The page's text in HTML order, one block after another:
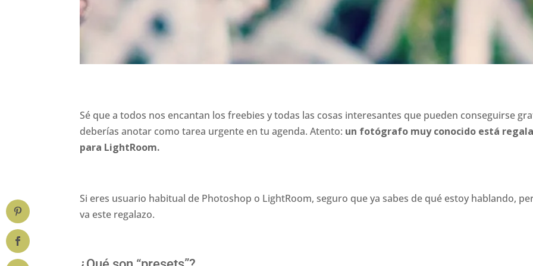
Sé que a todos nos encantan los freebies y todas las cosas interesantes que pueden conseguirse
deberías anotar como tarea urgente en tu agenda. Atento: un fotógrafo muy conocido está
para LightRoom.
Si eres usuario habitual de Photoshop o LightRoom, seguro que ya sabes de qué estoy hablando,
va este regalazo.